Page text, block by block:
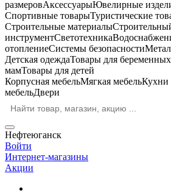
размеровАксессуарыЮвелирные
Спортивные товарыТуристические
Строительные материалы
инструментСветотехника
отоплениеСистемы безопасности
Детская одеждаТовары для
мамТовары для детей
Корпусная мебельМягкая мебельКухни
мебельДвери
Нефтеюганск
Войти
Интернет-магазины
Акции